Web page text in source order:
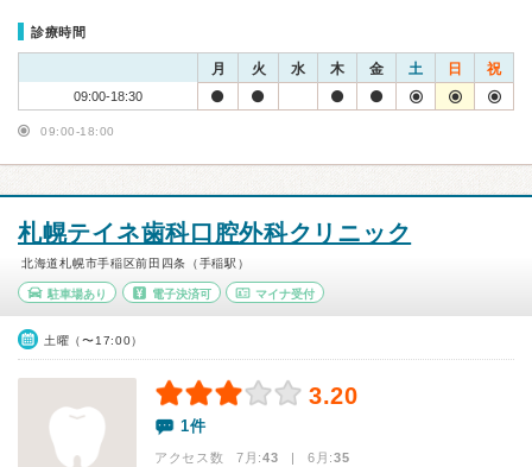
診療時間
月 火 水 木 金 土 日 祝
09:00-18:30
09:00-18:00
札幌テイネ歯科口腔外科クリニック
北海道札幌市手稲区前田四条（手稲駅）
駐車場あり 電子決済可 マイナ受付
土曜（〜17:00）
3.20
1件
アクセス数 7月:43 | 6月:35